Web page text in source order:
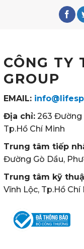
CÔNG TY
GROUP
EMAIL:
Địa chỉ: 263 Đường
Tp.Hồ Chí Minh
Trung tâm tiếp
Đường Gò Dầu,
Trung tâm kỹ
Vĩnh Lộc, Tp.Hồ Chí